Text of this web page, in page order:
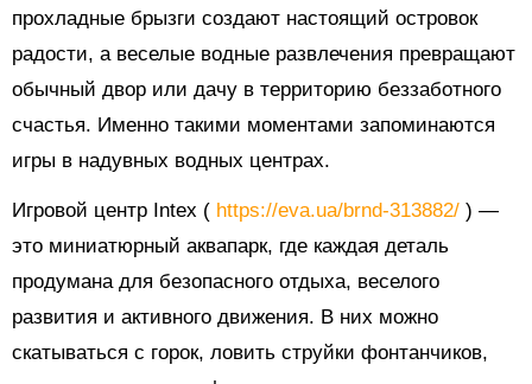
прохладные брызги создают настоящий островок
радости, а веселые водные развлечения превращают
обычный двор или дачу в территорию беззаботного
счастья. Именно такими моментами запоминаются
игры в надувных водных центрах.
Игровой центр Intex ( https://eva.ua/brnd-313882/ ) —
это миниатюрный аквапарк, где каждая деталь
продумана для безопасного отдыха, веселого
развития и активного движения. В них можно
скатываться с горок, ловить струйки фонтанчиков,